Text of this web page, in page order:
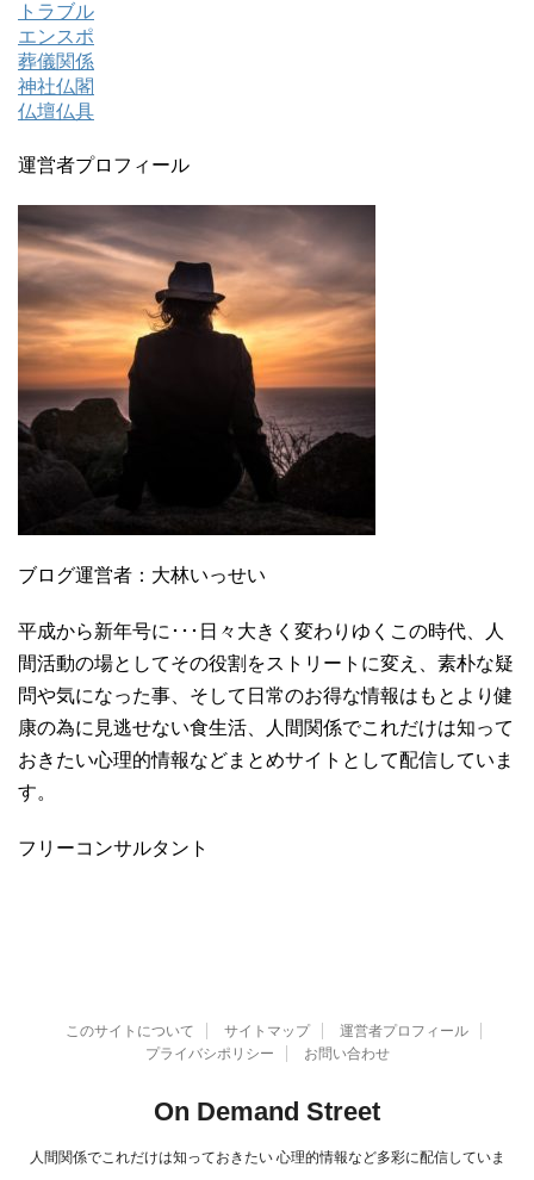
トラブル
エンスポ
葬儀関係
神社仏閣
仏壇仏具
運営者プロフィール
ブログ運営者：大林いっせい
平成から新年号に･･･日々大きく変わりゆくこの時代、人
間活動の場としてその役割をストリートに変え、素朴な疑
問や気になった事、そして日常のお得な情報はもとより健
康の為に見逃せない食生活、人間関係でこれだけは知って
おきたい心理的情報などまとめサイトとして配信していま
す。
フリーコンサルタント
このサイトについて サイトマップ
運営者プロフィール
プライバシポリシー
お問い合わせ
On Demand Street
人間関係でこれだけは知っておきたい 心理的情報など多彩に配信していま